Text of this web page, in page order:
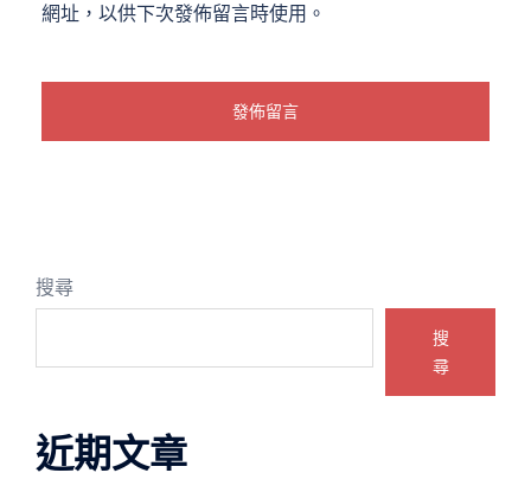
網址，以供下次發佈留言時使用。
搜尋
搜
尋
近期文章